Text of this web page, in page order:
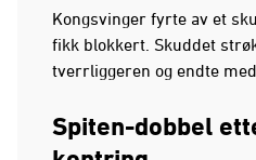
Kongsvinger fyrte av et
fikk blokkert. Skuddet
tverrliggeren og endte
Spiten-dobbel